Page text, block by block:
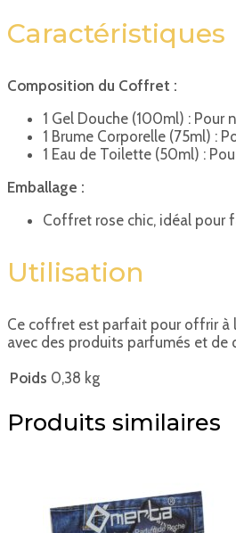
Caractéristiques
Composition du Coffret :
1 Gel Douche (100ml) : Pour
1 Brume Corporelle (75ml) :
1 Eau de Toilette (50ml) :
Emballage :
Coffret rose chic, idéal pour
Utilisation
Ce coffret est parfait pour offrir à
avec des produits parfumés et de
Poids 0,38 kg
Produits similaires